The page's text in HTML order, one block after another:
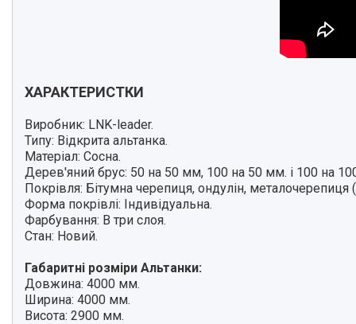
ХАРАКТЕРИСТКИ
Виробник: LNK-leader.
Типу: Відкрита альтанка.
Матеріал: Сосна.
Дерев'яний брус: 50 на 50 мм, 100 на 50 мм. і 100 на
Покрівля: Бітумна черепиця, ондулін, металочерепиця
Форма покрівлі: Індивідуальна.
Фарбування: В три слоя.
Стан: Новий.
Габаритні розміри Альтанки:
Довжина: 4000 мм.
Ширина: 4000 мм.
Висота: 2900 мм.